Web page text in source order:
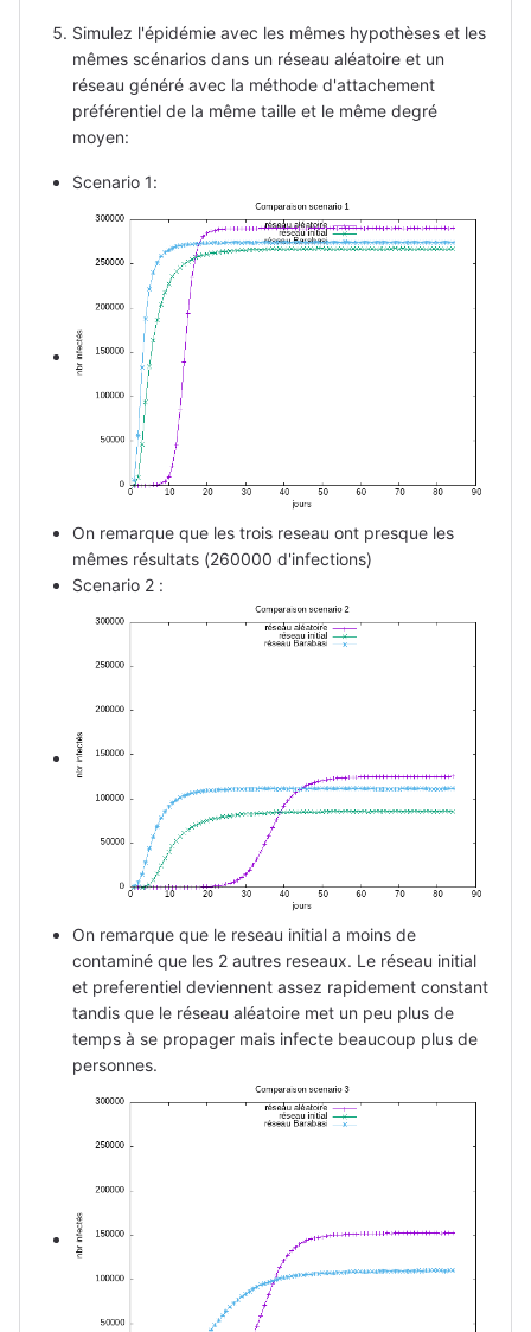
Simulez l'épidémie avec les mêmes hypothèses et les
mêmes scénarios dans un réseau aléatoire et un
réseau généré avec la méthode d'attachement
préférentiel de la même taille et le même degré
moyen:
Scenario 1:
On remarque que les trois reseau ont presque les
mêmes résultats (260000 d'infections)
Scenario 2 :
On remarque que le reseau initial a moins de
contaminé que les 2 autres reseaux. Le réseau initial
et preferentiel deviennent assez rapidement constant
tandis que le réseau aléatoire met un peu plus de
temps à se propager mais infecte beaucoup plus de
personnes.